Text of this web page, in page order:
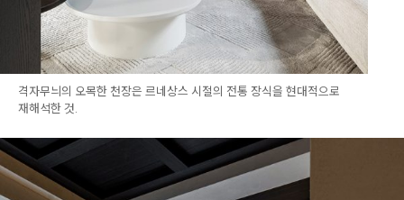
격자무늬의 오목한 천장은 르네상스 시절의 전통 장식을 현대적으로
재해석한 것.